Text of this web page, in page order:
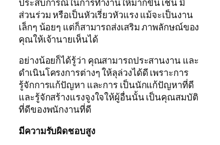
ส่วนร่วม หรือเป็นหัวเรี่ยวหัวแรง แม้จะเป็นงาน
เล็กๆ น้อยๆ แต่ก็สามารถส่งเสริม ภาพลักษณ์ของ
คุณให้เจ้านายเห็นได้
อย่างน้อยก็ได้รู้ว่า คุณสามารถประสานงาน และ
ดำเนินโครงการต่างๆ ให้ลุล่วงได้ดี เพราะการ
รู้จักการแก้ปัญหา และการ เป็นนักแก้ปัญหาที่ดี
และรู้จักสร้างแรงจูงใจให้ผู้อื่นนั้น เป็นคุณสมบัติ
ที่ดีของพนักงานที่ดี
มีความรับผิดชอบสูง